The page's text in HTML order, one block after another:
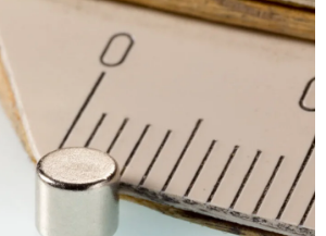
sklepu
Ochrona danych osobowych
od umowy